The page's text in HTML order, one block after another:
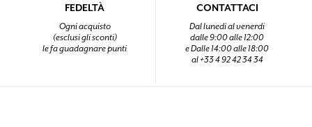
FEDELTÀ
Ogni acquisto
(esclusi gli sconti)
le fa guadagnare punti
CONTATTACI
Dal lunedi al venerdi
dalle 9:00 alle 12:00
e Dalle 14:00 alle 18:00
al +33 4 92 42 34 34